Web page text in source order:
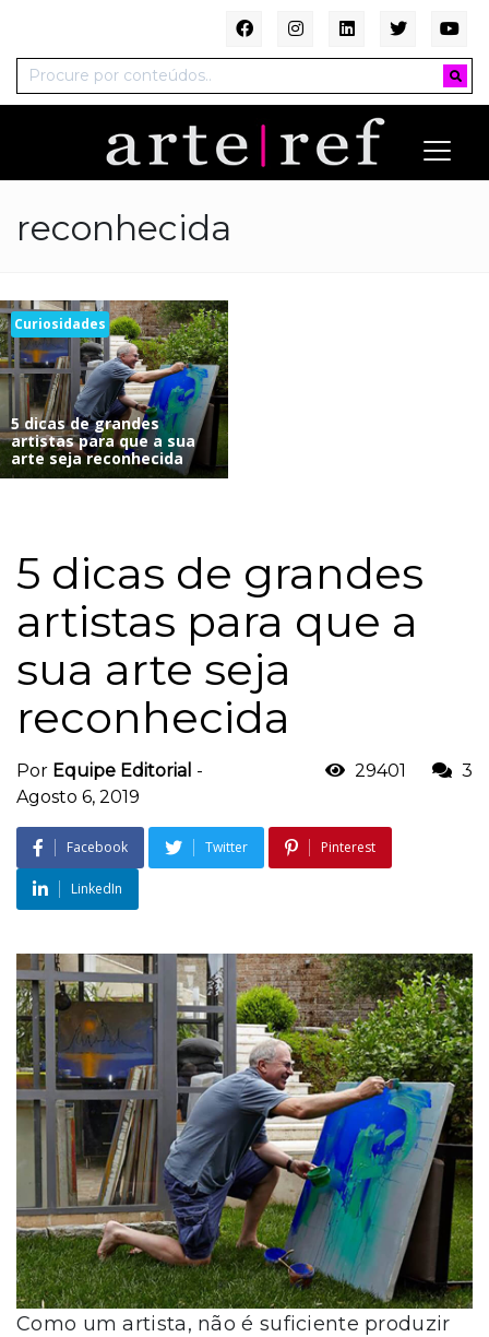
reconhecida
Curiosidades
5 dicas de grandes
artistas para que a sua
arte seja reconhecida
5 dicas de grandes
artistas para que a
sua arte seja
reconhecida
Por Equipe Editorial -
Agosto 6, 2019
29401 3
Facebook Twitter Pinterest
LinkedIn
Como um artista, não é suficiente produzir